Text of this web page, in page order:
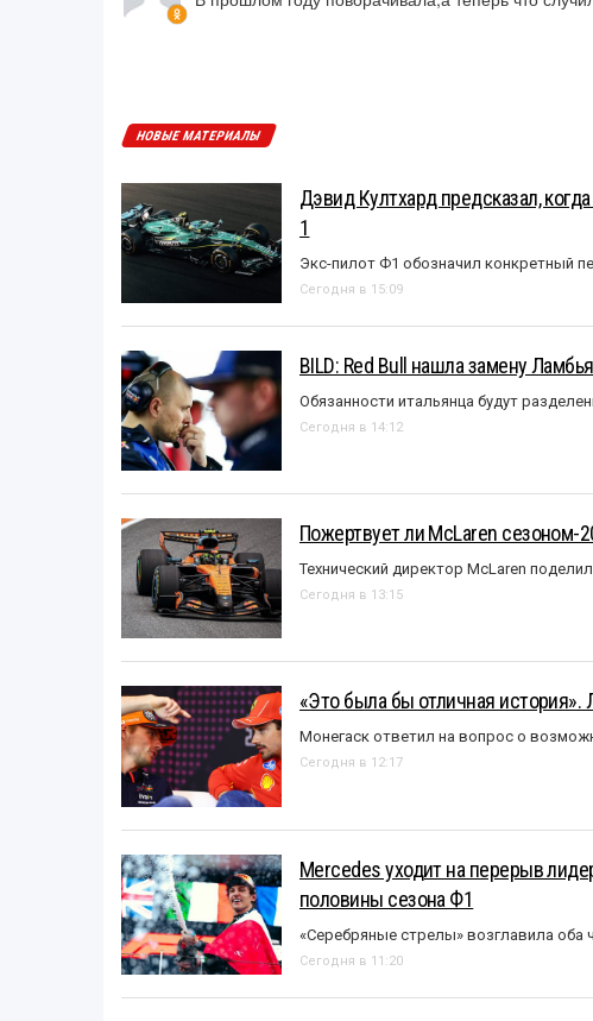
НОВЫЕ МАТЕРИАЛЫ
Дэвид Култхард предсказал,
1
Экс-пилот Ф1 обозначил конкретный
Сегодня в 15:09
BILD: Red Bull нашла замену
Обязанности итальянца будут
Сегодня в 14:12
Пожертвует ли McLaren сезоном-
Технический директор McLaren
Сегодня в 13:15
«Это была бы отличная история».
Монегаск ответил на вопрос о
Сегодня в 12:17
Mercedes уходит на перерыв
половины сезона Ф1
«Серебряные стрелы» возглавила
Сегодня в 11:20